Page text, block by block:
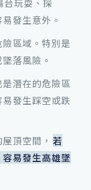
發生意外。
區域。特別是
落風險。
潛在的危險區
發生踩空或跌
頂空間， 若
易發生高雄墜